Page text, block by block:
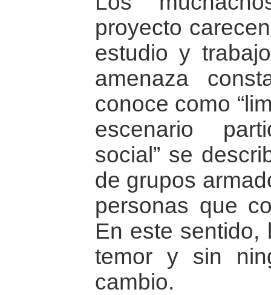
proyecto
estudio y
amenaza
conoce como
escenario
social” se
de grupos
personas que
En este sentido,
temor y sin
cambio.